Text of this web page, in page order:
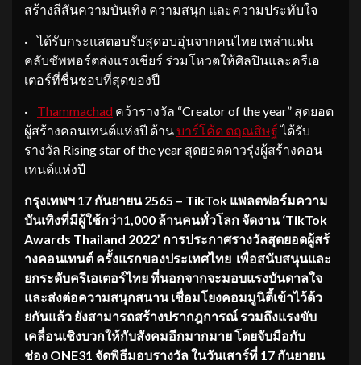
สร้างสีสันความบันเทิง ความสนุก และความประทับใจ
· ได้รับกระแสตอบรับสุดอบอุ่นจากคนไทย เหล่าแฟน
คลับซัพพอร์ตส่งแรงเชียร์ ร่วมโหวตให้ศิลปินและครีเอ
เตอร์ที่ชื่นชอบที่สุดของปี
· Thammachad คว้ารางวัล “Creator of the year” สุดยอด
ผู้สร้างคอนเทนต์แห่งปี ด้านบาร์โค้ด ตฤณสิษฐ์ได้รับ
รางวัล Rising star of the year สุดยอดดาวรุ่งผู้สร้างคอน
เทนต์แห่งปี
กรุงเทพฯ 17 กันยายน 2565 – TikTok แพลตฟอร์มความ
บันเทิงที่มีผู้ใช้กว่า1,000 ล้านคนทั่วโลก จัดงาน ‘TikTok
Awards Thailand 2022’ การประกาศรางวัลสุดยอดผู้สร้
างคอนเทนต์ ครั้งแรกของประเทศไทย เพื่อสนับสนุนและ
ยกระดับครีเอเตอร์ไทย ที่นอกจากจะมอบแรงบันดาลใจ
และส่งต่อความสนุกสนาน เชื่อมโยงคอมมูนิตี้เข้าไว้ด้ว
ยกันแล้ว ยังสามารถสร้างปรากฎการณ์ รวมถึงแรงขับ
เคลื่อนเชิงบวกให้กับสังคมอีกมากมาย โดยจับมือกับ
ช่อง ONE31 จัดพิธีมอบรางวัล ในวันเสาร์ที่ 17 กันยายน